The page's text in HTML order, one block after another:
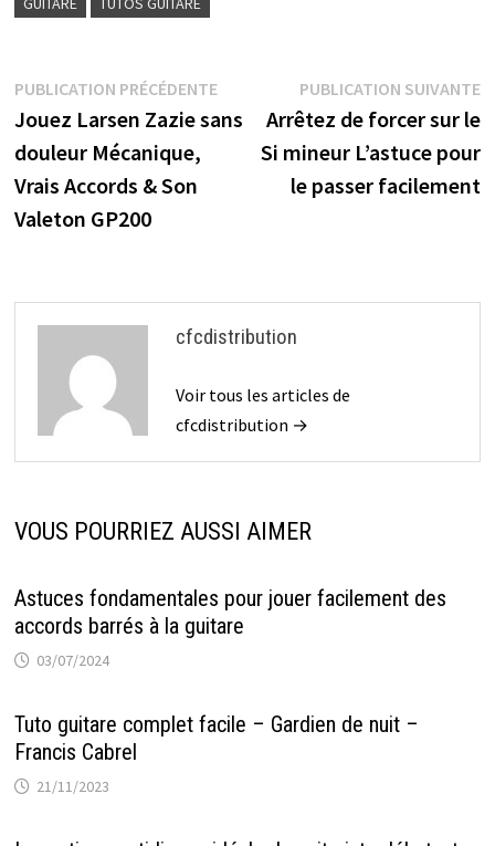
o
t
ar
Navigation
de
l’article
PUBLICATION PRÉCÉDENTEPublication
précédente :
Jouez Larsen Zazie sans
douleur Mécanique,
Vrais Accords & Son
Valeton GP200
PUBLICATION SUIVANTE
Arrêtez de forcer sur le
Si mineur L’astuce pour
le passer facilement
cfcdistribution
Voir tous les articles de
cfcdistribution →
VOUS POURRIEZ AUSSI AIMER
Astuces fondamentales pour jouer facilement des
accords barrés à la guitare
03/07/2024
Tuto guitare complet facile – Gardien de nuit –
Francis Cabrel
21/11/2023